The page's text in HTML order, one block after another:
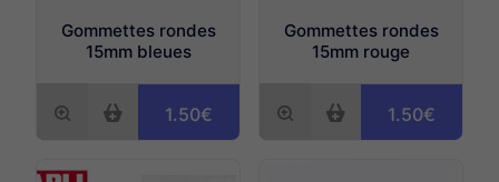
Gommettes rondes
15mm bleues
1.50€
Gommettes rondes
15mm rouge
1.50€